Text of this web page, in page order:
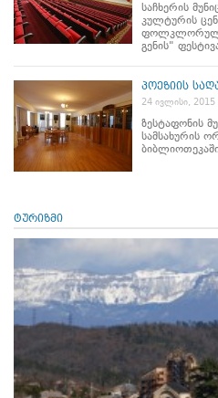
საჩხერის
კულტურის
ფოლკლორული
გენის"
პოეზიის
24 ივლისი, 2015
ზესტაფონის
სამსახურის
ტურიზმი